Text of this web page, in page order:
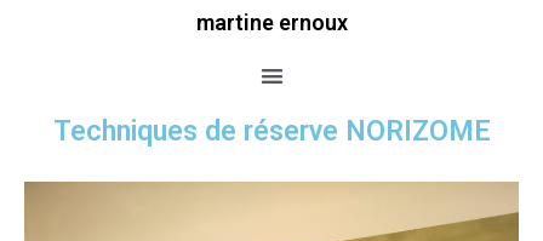
martine ernoux
Techniques de réserve NORIZOME